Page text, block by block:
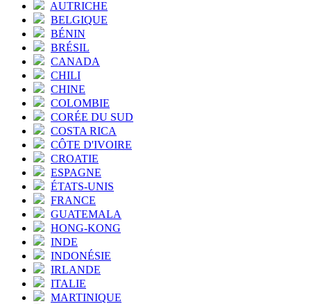
AUTRICHE
BELGIQUE
BÉNIN
BRÉSIL
CANADA
CHILI
CHINE
COLOMBIE
CORÉE DU SUD
COSTA RICA
CÔTE D'IVOIRE
CROATIE
ESPAGNE
ÉTATS-UNIS
FRANCE
GUATEMALA
HONG-KONG
INDE
INDONÉSIE
IRLANDE
ITALIE
MARTINIQUE